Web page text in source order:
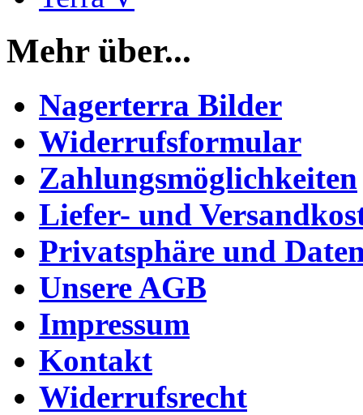
Mehr über...
Nagerterra Bilder
Widerrufsformular
Zahlungsmöglichkeiten
Liefer- und
Privatsphäre und
Unsere AGB
Impressum
Kontakt
Widerrufsrecht